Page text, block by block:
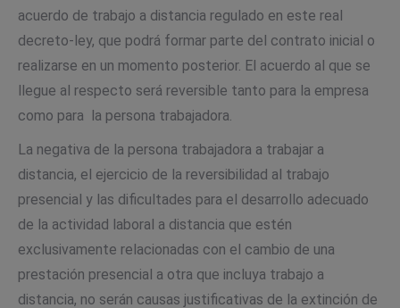
acuerdo de trabajo a distancia regulado en este real
decreto-ley, que podrá formar parte del contrato inicial o
realizarse en un momento posterior. El acuerdo al que se
llegue al respecto será reversible tanto para la empresa
como para la persona trabajadora.
La negativa de la persona trabajadora a trabajar a
distancia, el ejercicio de la reversibilidad al trabajo
presencial y las dificultades para el desarrollo adecuado
de la actividad laboral a distancia que estén
exclusivamente relacionadas con el cambio de una
prestación presencial a otra que incluya trabajo a
distancia, no serán causas justificativas de la extinción de